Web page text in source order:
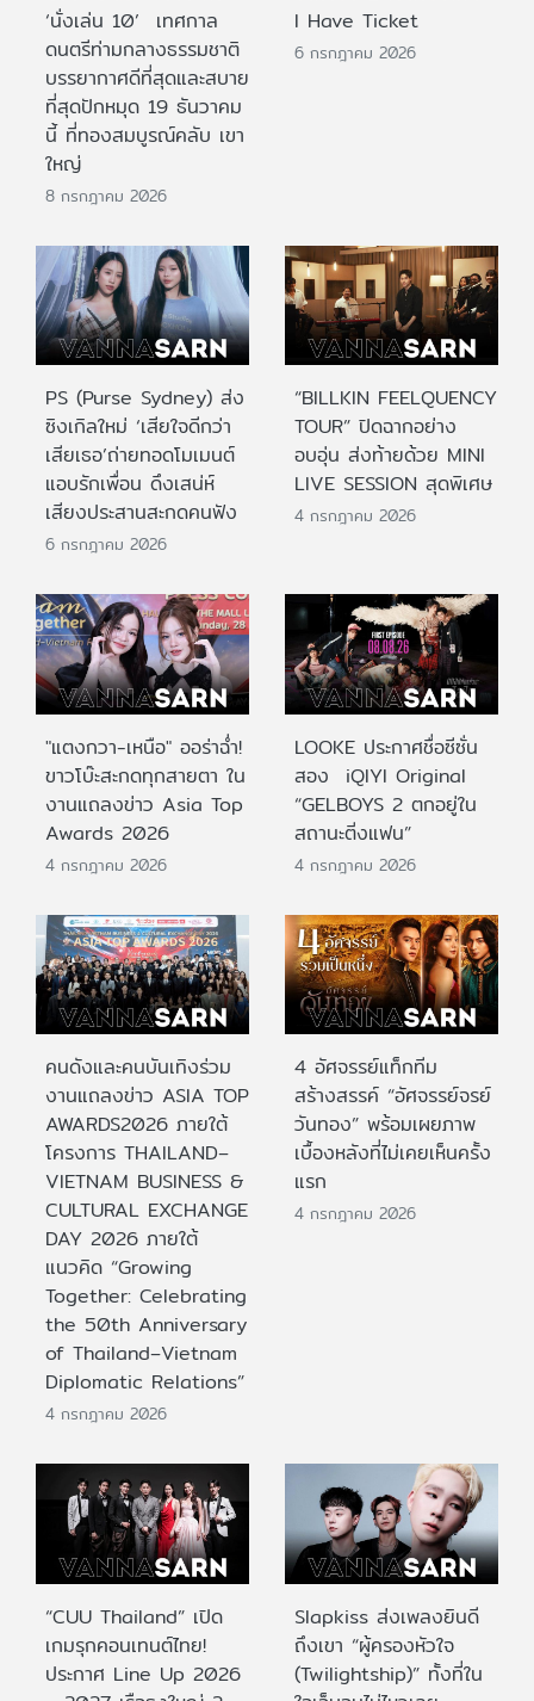
‘นั่งเล่น 10’ เทศกาล
ดนตรีท่ามกลางธรรมชาติ
บรรยากาศดีที่สุดและสบาย
ที่สุดปักหมุด 19 ธันวาคม
นี้ ที่ทองสมบูรณ์คลับ เขา
ใหญ่
8 กรกฎาคม 2026
I Have Ticket
6 กรกฎาคม 2026
PS (Purse Sydney) ส่ง
ซิงเกิลใหม่ ‘เสียใจดีกว่า
เสียเธอ’ถ่ายทอดโมเมนต์
แอบรักเพื่อน ดึงเสน่ห์
เสียงประสานสะกดคนฟัง
6 กรกฎาคม 2026
“BILLKIN FEELQUENCY
TOUR” ปิดฉากอย่าง
อบอุ่น ส่งท้ายด้วย MINI
LIVE SESSION สุดพิเศษ
4 กรกฎาคม 2026
"แตงกวา-เหนือ" ออร่าฉ่ำ!
ขาวโบ๊ะสะกดทุกสายตา ใน
งานแถลงข่าว Asia Top
Awards 2026
4 กรกฎาคม 2026
LOOKE ประกาศชื่อซีซั่น
สอง iQIYI Original
“GELBOYS 2 ตกอยู่ใน
สถานะติ่งแฟน”
4 กรกฎาคม 2026
คนดังและคนบันเทิงร่วม
งานแถลงข่าว ASIA TOP
AWARDS2026 ภายใต้
โครงการ THAILAND–
VIETNAM BUSINESS &
CULTURAL EXCHANGE
DAY 2026 ภายใต้
แนวคิด “Growing
Together: Celebrating
the 50th Anniversary
of Thailand–Vietnam
Diplomatic Relations”
4 กรกฎาคม 2026
4 อัศจรรย์แท็กทีม
สร้างสรรค์ “อัศจรรย์จรย์
วันทอง” พร้อมเผยภาพ
เบื้องหลังที่ไม่เคยเห็นครั้ง
แรก
4 กรกฎาคม 2026
“CUU Thailand” เปิด
เกมรุกคอนเทนต์ไทย!
ประกาศ Line Up 2026
Slapkiss ส่งเพลงยินดี
ถึงเขา “ผู้ครองหัวใจ
(Twilightship)” ทั้งที่ใน